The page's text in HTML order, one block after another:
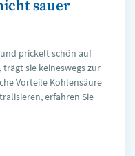
sauer
prickelt schön auf
sie keineswegs zur
Vorteile Kohlensäure
erfahren Sie